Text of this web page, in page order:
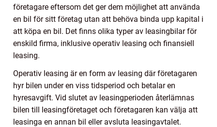
företagare eftersom det ger dem möjlighet att använda
en bil för sitt företag utan att behöva binda upp kapital i
att köpa en bil. Det finns olika typer av leasingbilar för
enskild firma, inklusive operativ leasing och finansiell
leasing.
Operativ leasing är en form av leasing där företagaren
hyr bilen under en viss tidsperiod och betalar en
hyresavgift. Vid slutet av leasingperioden återlämnas
bilen till leasingföretaget och företagaren kan välja att
leasinga en annan bil eller avsluta leasingavtalet.